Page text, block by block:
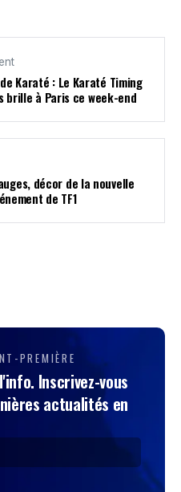
Karaté : Le Karaté Timing
brille à Paris ce week-end
décor de la nouvelle
de TF1
PREMIÈRE
Inscrivez-vous
actualités en